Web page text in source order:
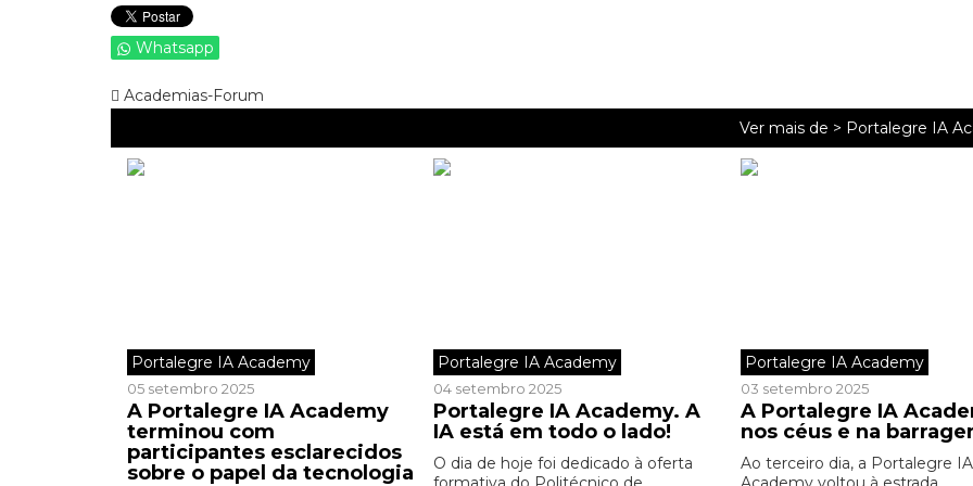
Whatsapp
Academias-Forum
Ver mais de > Portalegre IA
Portalegre IA Academy
05 setembro 2025
A Portalegre IA Academy
terminou com
participantes esclarecidos
sobre o papel da tecnologia
Portalegre IA Academy
04 setembro 2025
Portalegre IA Academy. A
IA está em todo o lado!
O dia de hoje foi dedicado à oferta
Portalegre IA Academy
03 setembro 2025
A Portalegre IA
nos céus e na
Ao terceiro dia, a Portalegre IA